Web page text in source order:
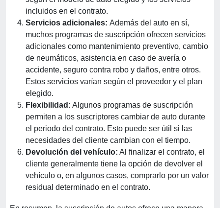
incluidos en el contrato.
Servicios adicionales: Además del auto en sí,
muchos programas de suscripción ofrecen servicios
adicionales como mantenimiento preventivo, cambio
de neumáticos, asistencia en caso de avería o
accidente, seguro contra robo y daños, entre otros.
Estos servicios varían según el proveedor y el plan
elegido.
Flexibilidad: Algunos programas de suscripción
permiten a los suscriptores cambiar de auto durante
el periodo del contrato. Esto puede ser útil si las
necesidades del cliente cambian con el tiempo.
Devolución del vehículo: Al finalizar el contrato, el
cliente generalmente tiene la opción de devolver el
vehículo o, en algunos casos, comprarlo por un valor
residual determinado en el contrato.